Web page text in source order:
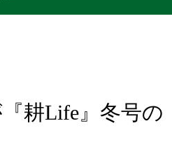
耕Life』冬号の